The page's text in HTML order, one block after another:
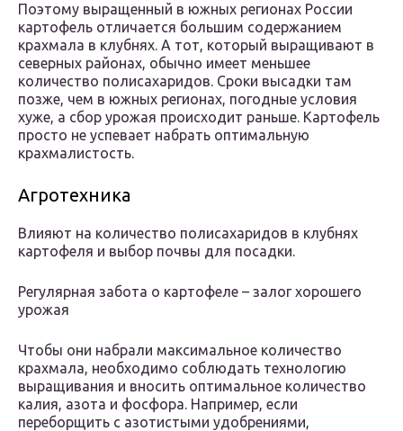
Поэтому выращенный в южных регионах России
картофель отличается большим содержанием
крахмала в клубнях. А тот, который выращивают в
северных районах, обычно имеет меньшее
количество полисахаридов. Сроки высадки там
позже, чем в южных регионах, погодные условия
хуже, а сбор урожая происходит раньше. Картофель
просто не успевает набрать оптимальную
крахмалистость.
Агротехника
Влияют на количество полисахаридов в клубнях
картофеля и выбор почвы для посадки.
Регулярная забота о картофеле – залог хорошего
урожая
Чтобы они набрали максимальное количество
крахмала, необходимо соблюдать технологию
выращивания и вносить оптимальное количество
калия, азота и фосфора. Например, если
переборщить с азотистыми удобрениями,